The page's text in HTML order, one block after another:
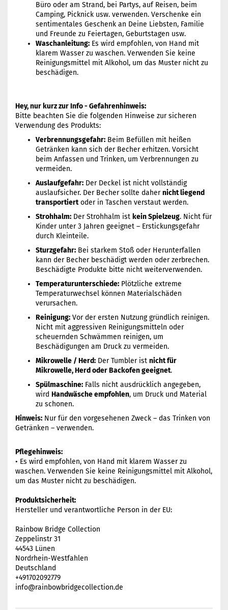
Büro oder am Strand, bei Partys, auf Reisen, beim
Camping, Picknick usw. verwenden. Verschenke ein
sentimentales Geschenk an Deine Liebsten, Familie
und Freunde zu Feiertagen, Geburtstagen usw.
Waschanleitung: Es wird empfohlen, von Hand mit
klarem Wasser zu waschen. Verwenden Sie keine
Reinigungsmittel mit Alkohol, um das Muster nicht zu
beschädigen.
Hey, nur kurz zur Info - Gefahrenhinweis:
Bitte beachten Sie die folgenden Hinweise zur sicheren
Verwendung des Produkts:
Verbrennungsgefahr: Beim Befüllen mit heißen
Getränken kann sich der Becher erhitzen. Vorsicht
beim Anfassen und Trinken, um Verbrennungen zu
vermeiden.
Auslaufgefahr: Der Deckel ist nicht vollständig
auslaufsicher. Der Becher sollte dahernicht liegend
transportiertoder in Taschen verstaut werden.
Strohhalm: Der Strohhalm ist kein Spielzeug. Nicht für
Kinder unter 3 Jahren geeignet – Erstickungsgefahr
durch Kleinteile.
Sturzgefahr: Bei starkem Stoß oder Herunterfallen
kann der Becher beschädigt werden oder zerbrechen.
Beschädigte Produkte bitte nicht weiterverwenden.
Temperaturunterschiede: Plötzliche extreme
Temperaturwechsel können Materialschäden
verursachen.
Reinigung: Vor der ersten Nutzung gründlich reinigen.
Nicht mit aggressiven Reinigungsmitteln oder
scheuernden Schwämmen reinigen, um
Beschädigungen am Druck zu vermeiden.
Mikrowelle / Herd: Der Tumbler ist nicht für
Mikrowelle, Herd oder Backofen geeignet.
Spülmaschine: Falls nicht ausdrücklich angegeben,
wird Handwäsche empfohlen, um Druck und Material
zu schonen.
Hinweis: Nur für den vorgesehenen Zweck – das Trinken von
Getränken – verwenden.
Pflegehinweis:
• Es wird empfohlen, von Hand mit klarem Wasser zu
waschen. Verwenden Sie keine Reinigungsmittel mit Alkohol,
um das Muster nicht zu beschädigen.
Produktsicherheit:
Hersteller und verantwortliche Person in der EU:
Rainbow Bridge Collection
Zeppelinstr 31
44543 Lünen
Nordrhein-Westfahlen
Deutschland
+491702092779
info@rainbowbridgecollection.de